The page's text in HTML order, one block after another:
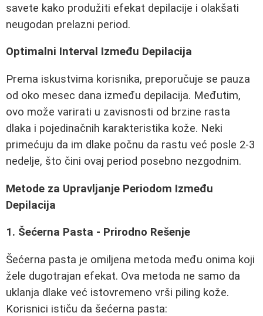
savete kako produžiti efekat depilacije i olakšati
neugodan prelazni period.
Optimalni Interval Između Depilacija
Prema iskustvima korisnika, preporučuje se pauza
od oko mesec dana između depilacija. Međutim,
ovo može varirati u zavisnosti od brzine rasta
dlaka i pojedinačnih karakteristika kože. Neki
primećuju da im dlake počnu da rastu već posle 2-3
nedelje, što čini ovaj period posebno nezgodnim.
Metode za Upravljanje Periodom Između
Depilacija
1. Šećerna Pasta - Prirodno Rešenje
Šećerna pasta je omiljena metoda među onima koji
žele dugotrajan efekat. Ova metoda ne samo da
uklanja dlake već istovremeno vrši piling kože.
Korisnici ističu da šećerna pasta: